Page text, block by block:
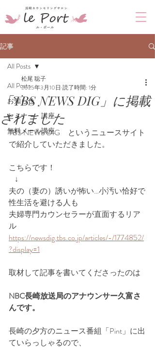
記事
All Posts
お知らせ
セミナー・講座
無料メール講座
All Posts
「TBS NEWS DIG」に掲載
されました
松尾 聡子
2025年3月10日 読了時間: 1分
TBS NEWS DIG　というニュースサイト
で紹介していただきました。
こちらです！
    ↓
夫の（妻の）誘いが怖い…小汚い恰好で
性生活を避ける人も
夫婦専門カウンセラーが直面するリア
ル
https://newsdig.tbs.co.jp/articles/-/1774852/
?display=1
取材して記事を書いてくださったのは
NBC長崎放送局のアナウンサー久富さ
んです。
長崎の夕方のニュース番組「Pint」に出
ていらっしゃるので、